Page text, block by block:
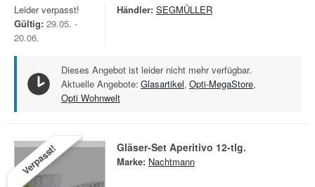
Leider verpasst!
Gültig: 29.05. -
20.06.
Händler: SEGMÜLLER
Dieses Angebot ist leider nicht mehr verfügbar.
Aktuelle Angebote: Glasartikel, Opti-MegaStore,
Opti Wohnwelt
Verpasst! Gläser-Set Aperitivo 12-tlg.
Marke: Nachtmann